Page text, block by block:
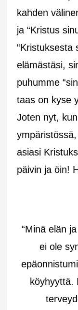
kahden
ja “Kristus
“Kristuksesta
elämästäsi,
puhumme
taas on kyse
Joten nyt,
asiasi
päivin ja öin!
“Minä elän
ei ole
köyhyyttä.